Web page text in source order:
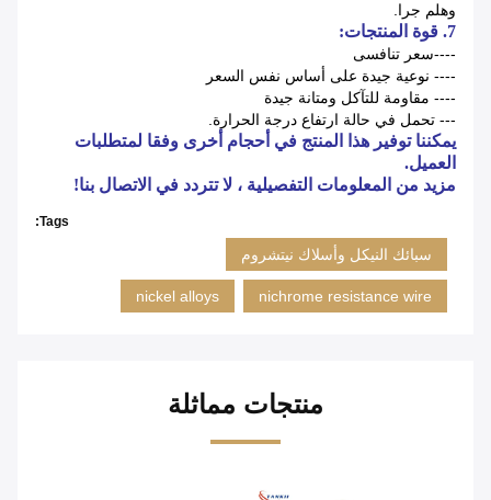
وهلم جرا.
7. قوة المنتجات:
----سعر تنافسى
---- نوعية جيدة على أساس نفس السعر
---- مقاومة للتآكل ومتانة جيدة
--- تحمل في حالة ارتفاع درجة الحرارة.
يمكننا توفير هذا المنتج في أحجام أخرى وفقا لمتطلبات
العميل.
مزيد من المعلومات التفصيلية ، لا تتردد في الاتصال بنا!
Tags:
سبائك النيكل وأسلاك نيتشروم
nichrome resistance wire
nickel alloys
منتجات مماثلة